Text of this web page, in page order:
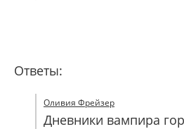
Ответы:
Оливия Фрейзер
Дневники вампира